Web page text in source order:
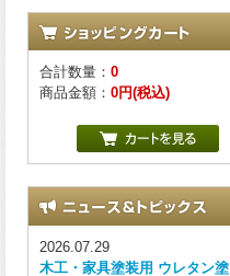
合計数量： 0
商品金額： 0円(税込)
2026.07.29
木工・家具塗装用 ウレタン塗